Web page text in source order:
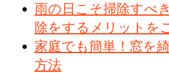
雨の日こそ掃除すべ
除をするメリットを
家庭でも簡単！窓を
方法